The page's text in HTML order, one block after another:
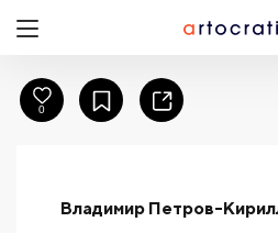
Владимир Петров-
0